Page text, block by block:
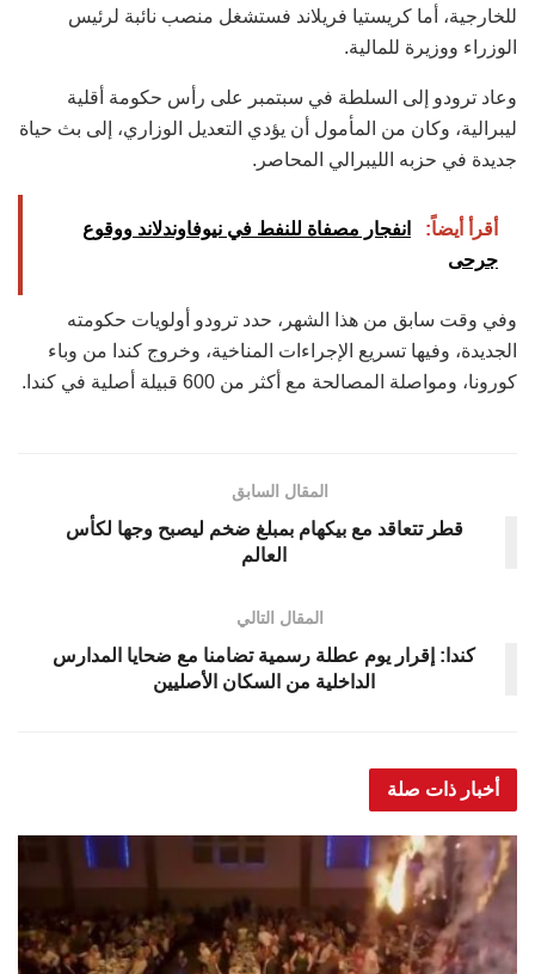
للخارجية، أما كريستيا فريلاند فستشغل منصب نائبة لرئيس
الوزراء ووزيرة للمالية.
وعاد ترودو إلى السلطة في سبتمبر على رأس حكومة أقلية
ليبرالية، وكان من المأمول أن يؤدي التعديل الوزاري، إلى بث حياة
جديدة في حزبه الليبرالي المحاصر.
أقرأ أيضاً:
انفجار مصفاة للنفط في نيوفاوندلاند ووقوع
جرحى
وفي وقت سابق من هذا الشهر، حدد ترودو أولويات حكومته
الجديدة، وفيها تسريع الإجراءات المناخية، وخروج كندا من وباء
كورونا، ومواصلة المصالحة مع أكثر من 600 قبيلة أصلية في كندا.
المقال السابق
قطر تتعاقد مع بيكهام بمبلغ ضخم ليصبح وجها لكأس
العالم
المقال التالي
كندا: إقرار يوم عطلة رسمية تضامنا مع ضحايا المدارس
الداخلية من السكان الأصليين
أخبار ذات صلة